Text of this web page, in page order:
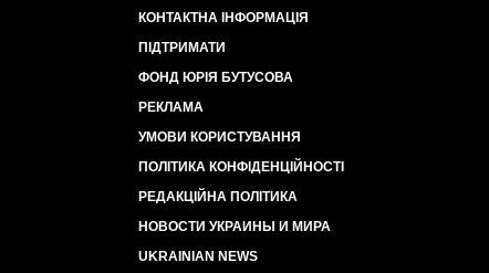
КОНТАКТНА ІНФОРМАЦІЯ
ПІДТРИМАТИ
ФОНД ЮРІЯ БУТУСОВА
РЕКЛАМА
УМОВИ КОРИСТУВАННЯ
ПОЛІТИКА КОНФІДЕНЦІЙНОСТІ
РЕДАКЦІЙНА ПОЛІТИКА
НОВОСТИ УКРАИНЫ И МИРА
UKRAINIAN NEWS